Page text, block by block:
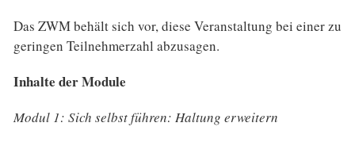
Das ZWM behält sich vor, diese Veranstaltung bei einer zu
geringen Teilnehmerzahl abzusagen.
Inhalte der Module
Modul 1: Sich selbst führen: Haltung erweitern